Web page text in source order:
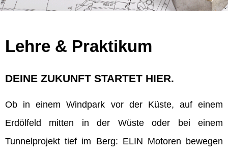
Lehre & Praktikum
DEINE ZUKUNFT STARTET HIER.
Ob in einem Windpark vor der Küste, auf einem
Erdölfeld mitten in der Wüste oder bei einem
Tunnelprojekt tief im Berg: ELIN Motoren bewegen